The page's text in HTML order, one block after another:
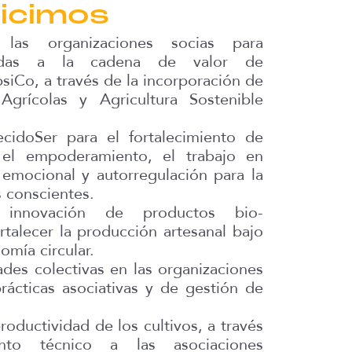
organizaciones socias para
a la cadena de valor de
a través de la incorporación de
y Agricultura Sostenible
para el fortalecimiento de
empoderamiento, el trabajo en
y autorregulación para la
innovación de productos bio-
la producción artesanal bajo
circular.
colectivas en las organizaciones
asociativas y de gestión de
de los cultivos, a través
técnico a las asociaciones